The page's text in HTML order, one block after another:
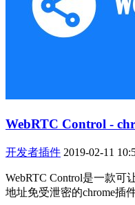
WebRTC Control -
开发者插件 2019-02-11
WebRTC Control是一款可
地址免受泄密的chrome插件